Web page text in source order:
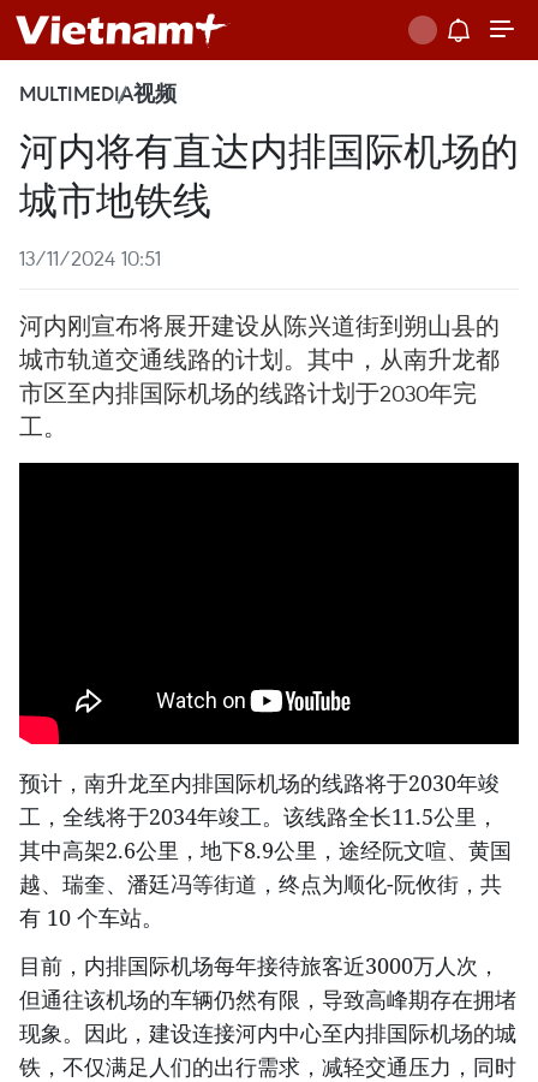
MULTIMEDIA视频
河内将有直达内排国际机场的
城市地铁线
13/11/2024 10:51
河内刚宣布将展开建设从陈兴道街到朔山县的
城市轨道交通线路的计划。其中，从南升龙都
市区至内排国际机场的线路计划于2030年完
工。
预计，南升龙至内排国际机场的线路将于2030年竣
工，全线将于2034年竣工。该线路全长11.5公里，
其中高架2.6公里，地下8.9公里，途经阮文喧、黄国
越、瑞奎、潘廷冯等街道，终点为顺化-阮攸街，共
有 10 个车站。
目前，内排国际机场每年接待旅客近3000万人次，
但通往该机场的车辆仍然有限，导致高峰期存在拥堵
现象。因此，建设连接河内中心至内排国际机场的城
铁，不仅满足人们的出行需求，减轻交通压力，同时